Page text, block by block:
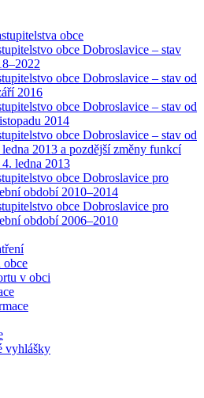
obce
obce Dobroslavice – stav
obce Dobroslavice – stav od
2016
obce Dobroslavice – stav od
2014
obce Dobroslavice – stav od
ledna 2013 a pozdější změny funkcí
ledna 2013
obce Dobroslavice pro
období 2010–2014
obce Dobroslavice pro
období 2006–2010
obce
v obci
vyhlášky